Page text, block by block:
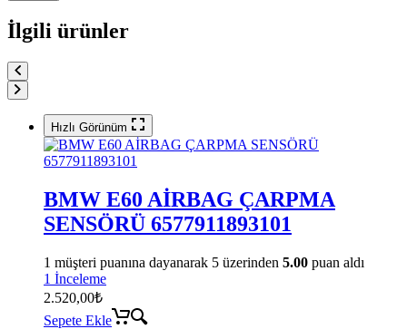
İlgili ürünler
Hızlı Görünüm
BMW E60 AİRBAG ÇARPMA
SENSÖRÜ 6577911893101
1 müşteri puanına dayanarak 5 üzerinden 5.00 puan aldı
1 İnceleme
2.520,00₺
Sepete Ekle